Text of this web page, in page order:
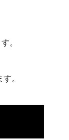
。
。